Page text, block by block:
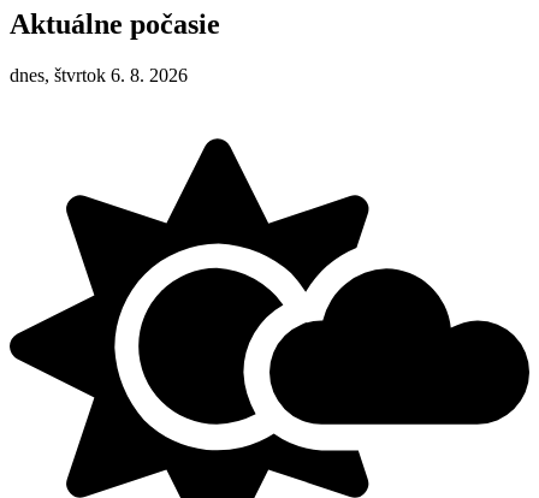
Aktuálne počasie
dnes, štvrtok 6. 8. 2026